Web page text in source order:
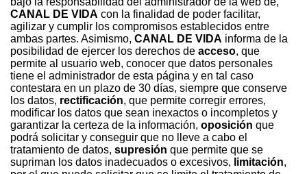
CANAL DE VIDA con la finalidad de poder facilitar,
agilizar y cumplir los compromisos establecidos entre
ambas partes. Asimismo, CANAL DE VIDA informa de la
posibilidad de ejercer los derechos de acceso, que
permite al usuario web, conocer que datos personales
tiene el administrador de esta página y en tal caso
contestara en un plazo de 30 días, siempre que conserve
los datos, rectificación, que permite corregir errores,
modificar los datos que sean inexactos o incompletos y
garantizar la certeza de la información, oposición que
podrá solicitar y conseguir que no lleve a cabo el
tratamiento de datos, supresión que permite que se
supriman los datos inadecuados o excesivos, limitación,